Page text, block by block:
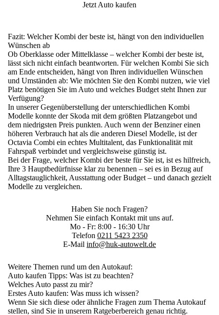
Jetzt Auto kaufen
Fazit: Welcher Kombi der beste ist, hängt von den individuellen
Wünschen ab
Ob Oberklasse oder Mittelklasse – welcher Kombi der beste ist,
lässt sich nicht einfach beantworten. Für welchen Kombi Sie sich
am Ende entscheiden, hängt von Ihren individuellen Wünschen
und Umständen ab: Wie möchten Sie den Kombi nutzen, wie viel
Platz benötigen Sie im Auto und welches Budget steht Ihnen zur
Verfügung?
In unserer Gegenüberstellung der unterschiedlichen Kombi
Modelle konnte der Skoda mit dem größten Platzangebot und
dem niedrigsten Preis punkten. Auch wenn der Benziner einen
höheren Verbrauch hat als die anderen Diesel Modelle, ist der
Octavia Combi ein echtes Multitalent, das Funktionalität mit
Fahrspaß verbindet und vergleichsweise günstig ist.
Bei der Frage, welcher Kombi der beste für Sie ist, ist es hilfreich,
Ihre 3 Hauptbedürfnisse klar zu benennen – sei es in Bezug auf
Alltagstauglichkeit, Ausstattung oder Budget – und danach gezielt
Modelle zu vergleichen.
Haben Sie noch Fragen?
Nehmen Sie einfach Kontakt mit uns auf.
Mo - Fr: 8:00 - 16:30 Uhr
Telefon 0211 5423 2350
E-Mail info@huk-autowelt.de
Weitere Themen rund um den Autokauf:
Auto kaufen Tipps: Was ist zu beachten?
Welches Auto passt zu mir?
Erstes Auto kaufen: Was muss ich wissen?
Wenn Sie sich diese oder ähnliche Fragen zum Thema Autokauf
stellen, sind Sie in unserem Ratgeberbereich genau richtig.